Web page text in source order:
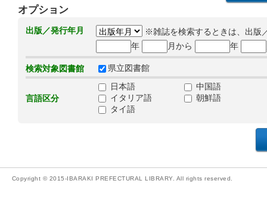
オプション
出版／発行年月
※雑誌を検索するときは、出版
年
月から 年
検索対象図書館 県立図書館
言語区分
日本語
中国語
イタリア語
朝鮮語
タイ語
Copyright © 2015-IBARAKI PREFECTURAL LIBRARY. All rights reserved.